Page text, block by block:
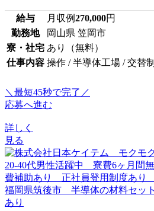
給与 月収例270,000円
勤務地
岡山県 笠岡市
寮・社宅 あり（無料）
仕事内容 操作 / 半導体工場 / 交替制
＼最短45秒で完了／
応募へ進む
詳しく
見る